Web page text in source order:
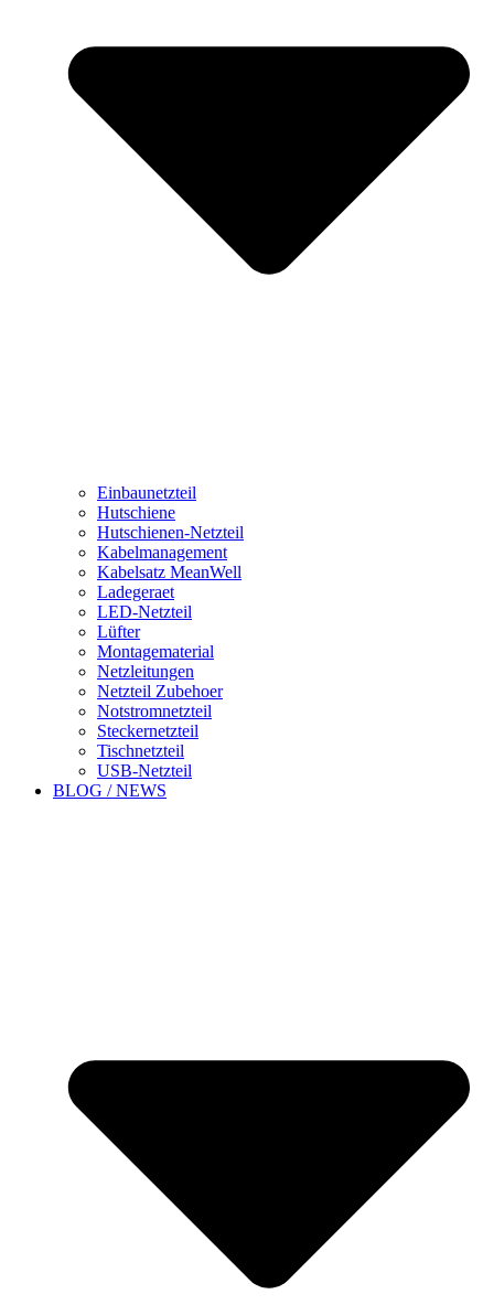
Einbaunetzteil
Hutschiene
Hutschienen-Netzteil
Kabelmanagement
Kabelsatz MeanWell
Ladegeraet
LED-Netzteil
Lüfter
Montagematerial
Netzleitungen
Netzteil Zubehoer
Notstromnetzteil
Steckernetzteil
Tischnetzteil
USB-Netzteil
BLOG / NEWS